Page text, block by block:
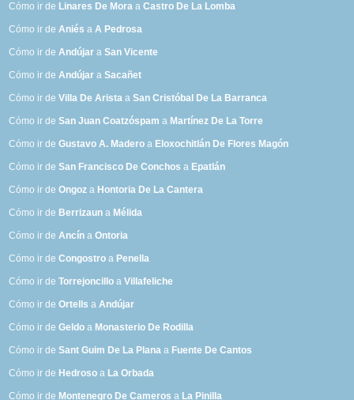
Cómo ir de Linares De Mora aCastro De La Lomba
Cómo ir deAniés aA Pedrosa
Cómo ir deAndújar aSan Vicente
Cómo ir deAndújar aSacañet
Cómo ir deVilla De Arista aSan Cristóbal De La Barranca
Cómo ir deSan Juan Coatzóspam a Martínez De La Torre
Cómo ir deGustavo A. Madero a Eloxochitlán De Flores Magón
Cómo ir deSan Francisco De Conchos a Epatlán
Cómo ir deOngoz a Hontoria De La Cantera
Cómo ir de Berrizaun a Mélida
Cómo ir deAncín aOntoria
Cómo ir deCongostro a Penella
Cómo ir deTorrejoncillo aVillafeliche
Cómo ir deOrtells aAndújar
Cómo ir deGeldo a Monasterio De Rodilla
Cómo ir deSant Guim De La Plana a Fuente De Cantos
Cómo ir de Hedroso a La Orbada
Cómo ir de Montenegro De Cameros a La Pinilla